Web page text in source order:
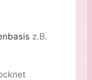
z.B.